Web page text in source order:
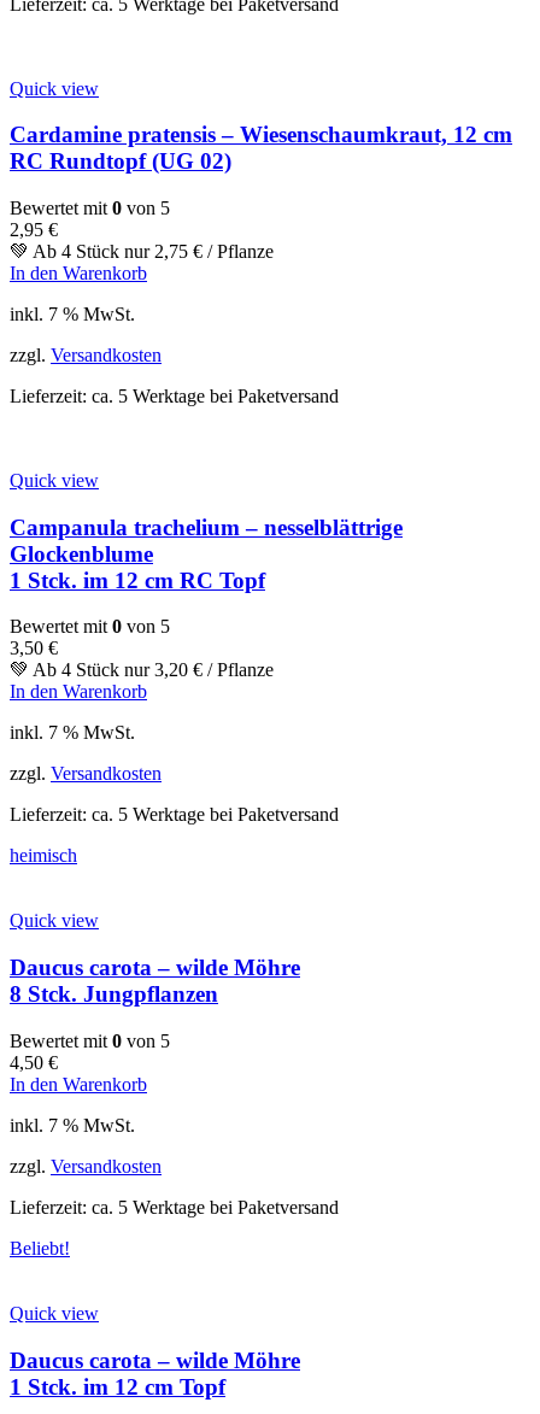
Quick view
Cardamine pratensis – Wiesenschaumkraut, 12 cm
RC Rundtopf (UG 02)
Bewertet mit 0 von 5
2,95 €
💚 Ab 4 Stück nur 2,75 € / Pflanze
In den Warenkorb
inkl. 7 % MwSt.
zzgl. Versandkosten
Lieferzeit: ca. 5 Werktage bei Paketversand
Quick view
Campanula trachelium – nesselblättrige
Glockenblume
1 Stck. im 12 cm RC Topf
Bewertet mit0 von 5
3,50 €
💚 Ab 4 Stück nur3,20 € / Pflanze
In den Warenkorb
inkl. 7 % MwSt.
zzgl. Versandkosten
Lieferzeit: ca. 5 Werktage bei Paketversand
heimisch
Quick view
Daucus carota – wilde Möhre
8 Stck. Jungpflanzen
Bewertet mit 0 von 5
4,50 €
In den Warenkorb
inkl. 7 % MwSt.
zzgl. Versandkosten
Lieferzeit: ca. 5 Werktage bei Paketversand
Beliebt!
Quick view
Daucus carota – wilde Möhre
1 Stck. im 12 cm Topf